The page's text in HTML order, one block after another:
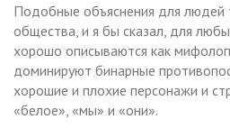
Подобные объяснения для людей
общества, и я бы сказал, для
хорошо описываются как
доминируют бинарные
хорошие и плохие персонажи и
«белое», «мы» и «они».